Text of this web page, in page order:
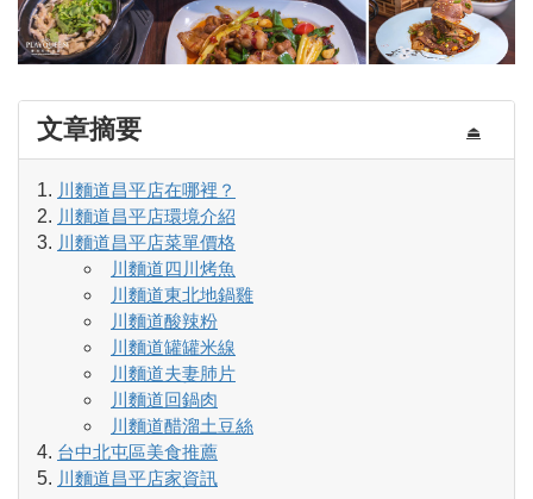
⏏
文章摘要
川麵道昌平店在哪裡？
川麵道昌平店環境介紹
川麵道昌平店菜單價格
川麵道四川烤魚
川麵道東北地鍋雞
川麵道酸辣粉
川麵道罐罐米線
川麵道夫妻肺片
川麵道回鍋肉
川麵道醋溜土豆絲
台中北屯區美食推薦
川麵道昌平店家資訊